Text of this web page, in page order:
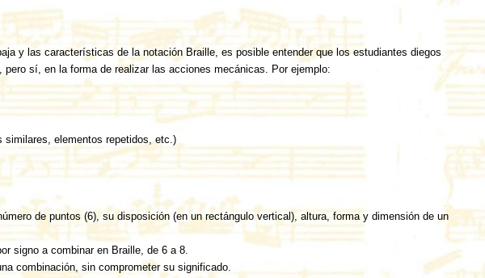
y las características de la notación Braille, es posible entender que los estudiantes diegos
sí, en la forma de realizar las acciones mecánicas. Por ejemplo:
similares, elementos repetidos, etc.)
de puntos (6), su disposición (en un rectángulo vertical), altura, forma y dimensión de un
signo a combinar en Braille, de 6 a 8.
combinación, sin comprometer su significado.